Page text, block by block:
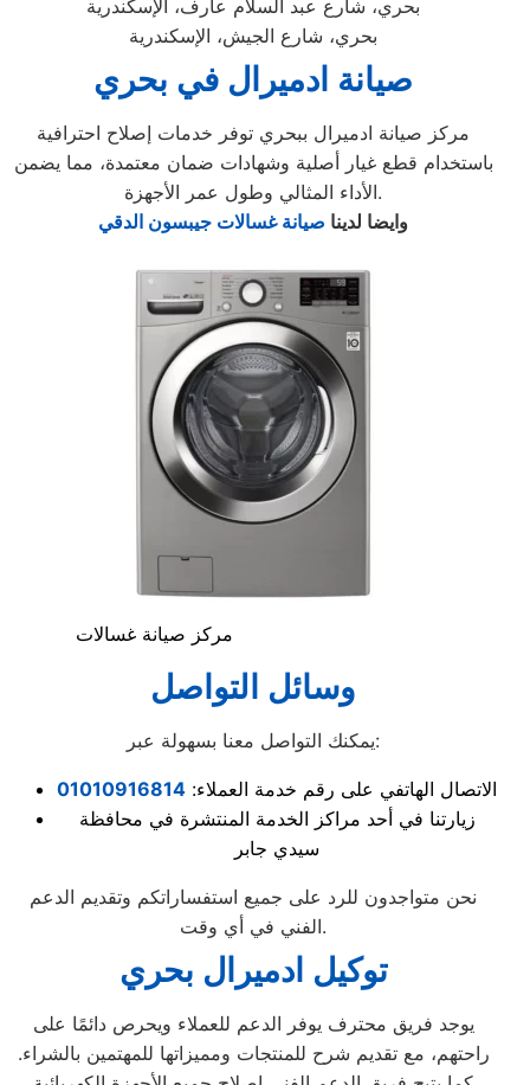
بحري، شارع عبد السلام عارف، الإسكندرية
بحري، شارع الجيش، الإسكندرية
صيانة ادميرال في بحري
مركز صيانة ادميرال ببحري توفر خدمات إصلاح احترافية
باستخدام قطع غيار أصلية وشهادات ضمان معتمدة، مما يضمن
الأداء المثالي وطول عمر الأجهزة.
وايضا لدينا صيانة غسالات جيبسون الدقي
مركز صيانة غسالات
وسائل التواصل
يمكنك التواصل معنا بسهولة عبر:
الاتصال الهاتفي على رقم خدمة العملاء: 01010916814
زيارتنا في أحد مراكز الخدمة المنتشرة في محافظة
سيدي جابر
نحن متواجدون للرد على جميع استفساراتكم وتقديم الدعم
الفني في أي وقت.
توكيل ادميرال بحري
يوجد فريق محترف يوفر الدعم للعملاء ويحرص دائمًا على
راحتهم، مع تقديم شرح للمنتجات ومميزاتها للمهتمين بالشراء.